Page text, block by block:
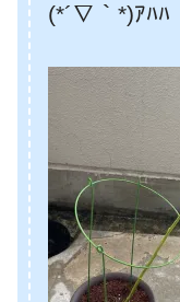
(*´∇｀*)ｱﾊﾊ